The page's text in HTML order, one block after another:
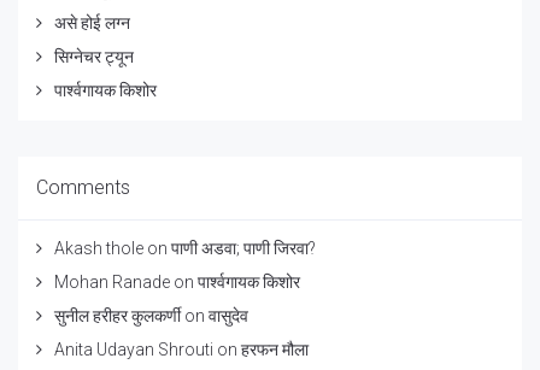
असे होई लग्न
सिग्नेचर ट्यून
पार्श्वगायक किशोर
Comments
Akash thole on पाणी अडवा; पाणी जिरवा?
Mohan Ranade on पार्श्वगायक किशोर
सुनील हरीहर कुलकर्णीon वासुदेव
Anita Udayan Shrouti on हरफन मौला